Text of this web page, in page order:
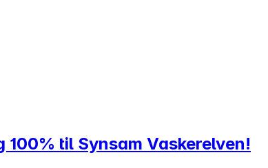
til Synsam Vaskerelven!